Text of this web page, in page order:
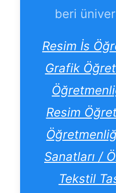
beri
Resim İs
Grafik
Resim
Sanatları /
Tekstil